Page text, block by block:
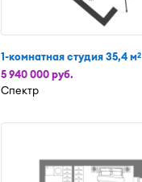
1-комнатная студия 35,4 м2
5 940 000 руб.
Спектр